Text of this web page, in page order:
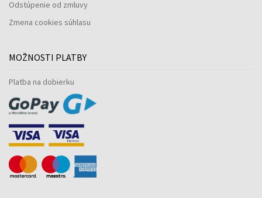
Odstúpenie od zmluvy
Zmena cookies súhlasu
MOŽNOSTI PLATBY
Platba na dobierku